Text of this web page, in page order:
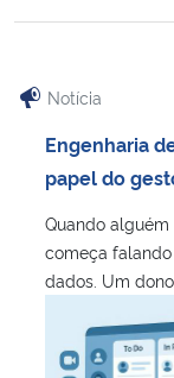
Notícia
Engenharia
papel do
Quando
começa
dados. Um